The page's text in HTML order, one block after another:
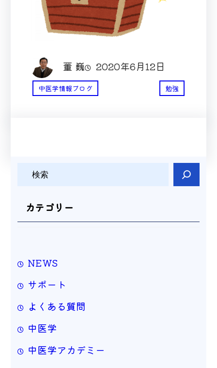
董 巍 2020年6月12日
中医学情報ブログ 勉強
カテゴリー
NEWS
サポート
よくある質問
中医学
中医学アカデミー